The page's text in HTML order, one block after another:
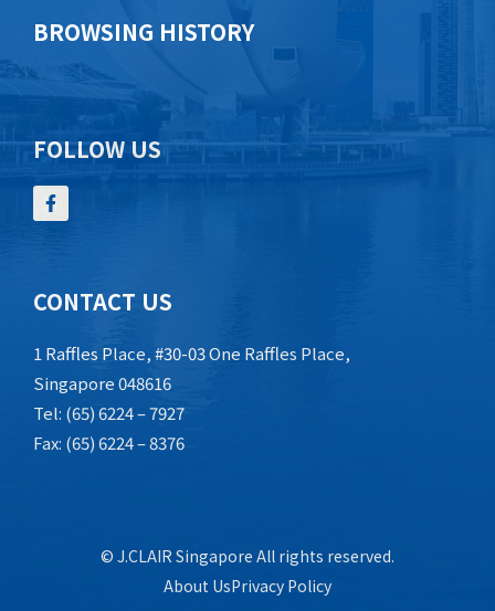
BROWSING HISTORY
FOLLOW US
CONTACT US
1 Raffles Place, #30-03 One Raffles Place,
Singapore 048616
Tel: (65) 6224 – 7927
Fax: (65) 6224 – 8376
© J.CLAIR Singapore All rights reserved.
About UsPrivacy Policy